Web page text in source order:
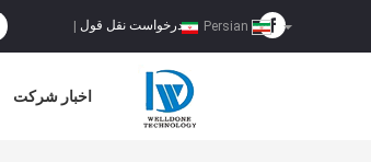
درخواست نقل قول
اخبار شرکت